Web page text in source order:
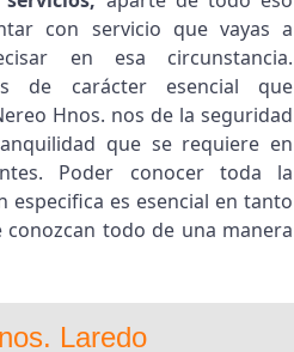
con servicio que vayas a
en esa circunstancia.
de carácter esencial que
Hnos. nos de la seguridad
que se requiere en
Poder conocer toda la
especifica es esencial en tanto
todo de una manera
Laredo